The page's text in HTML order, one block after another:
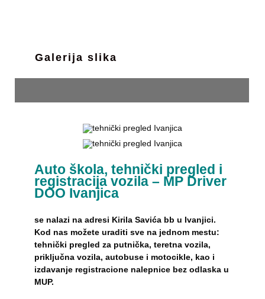
Galerija slika
Auto škola, tehnički pregled i
registracija vozila – MP Driver
DOO Ivanjica
se nalazi na adresi Kirila Savića bb u Ivanjici.
Kod nas možete uraditi sve na jednom mestu:
tehnički pregled za putnička, teretna vozila,
priključna vozila, autobuse i motocikle, kao i
izdavanje registracione nalepnice bez odlaska u
MUP.